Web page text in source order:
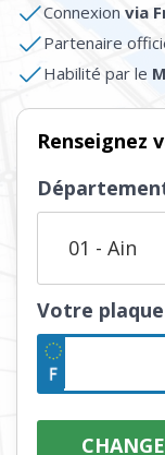
Connexion via
Partenaire
Habilité par le
Renseignez
01 - Ain
Votre